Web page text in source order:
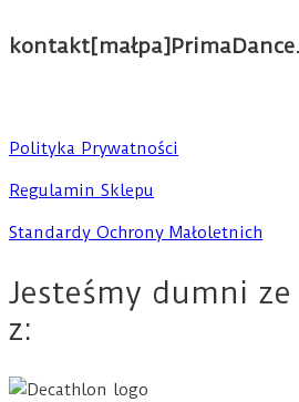
Polityka Prywatności
Regulamin Sklepu
Standardy Ochrony Małoletnich
Jesteśmy dumni ze
z: